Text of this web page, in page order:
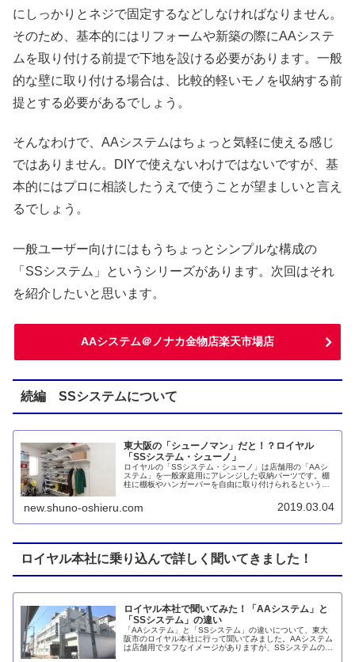
にしっかりとネジで固定するなどしなければなりません。
そのため、基本的にはリフォームや新築の際にAAシステ
ムを取り付ける前提で下地を設ける必要があります。一般
的な壁に取り付ける場合は、比較的軽いモノを収納する前
提とする必要があるでしょう。
そんなわけで、AAシステムはちょっと気軽に使える感じ
ではありません。DIYで使えないわけではないですが、基
本的にはプロに相談したうえで使うことが望ましいと言え
るでしょう。
一般ユーザー向けにはもうちょっとシンプルな構成の
「SSシステム」というシリーズがあります。次回はそれ
を紹介したいと思います。
AAシステム＠ノナカ金物店楽天市場店
続編 SSシステムについて
東大阪の「シューノマン」だと！？ロイヤル
「SSシステム・シューノ」
ロイヤルの「SSシステム・シューノ」は店舗用の「AAシ
ステム」を一般家庭用にアレンジした収納パーツです。棚
柱に棚板やハンガーバーを自由に取り付けられるという基
います。玄関とリビング収納のシューノ19とクローゼット
収納のシューノ32の違いについても調べてみました。
new.shuno-oshieru.com 2019.03.04
ロイヤル本社に乗り込んで詳しく聞いてきました！
ロイヤル本社で聞いてみた！「AAシステム」と
「SSシステム」の違い
「AAシステム」と「SSシステム」の違いについて、東大
阪市のロイヤル本社に行って聞いてみました。AAシステム
は店舗用でタフなイメージがありますが、SSシステムのほ